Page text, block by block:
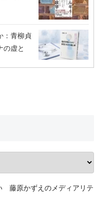
：青柳貞
の虚と
藤原かずえのメディアリテ